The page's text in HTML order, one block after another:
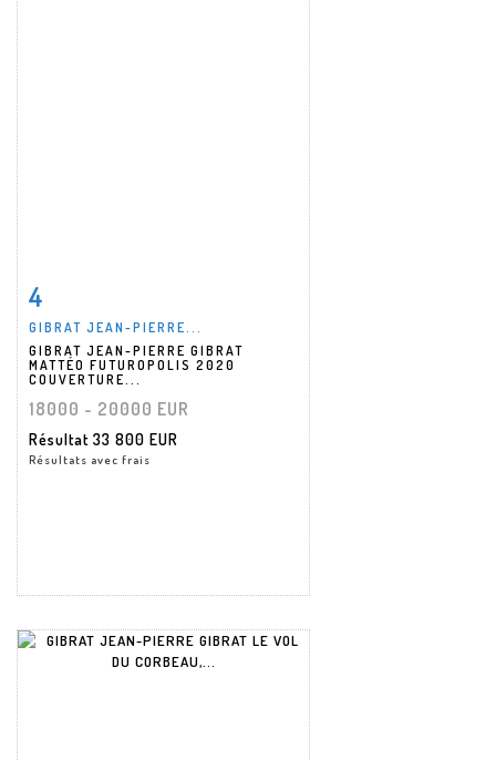
4
GIBRAT JEAN-PIERRE...
GIBRAT JEAN-PIERRE GIBRAT
MATTÉO FUTUROPOLIS 2020
COUVERTURE...
18000 - 20000 EUR
Résultat 33 800 EUR
Résultats avec frais